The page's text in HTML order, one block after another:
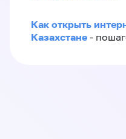
Как открыть
Казахстане -